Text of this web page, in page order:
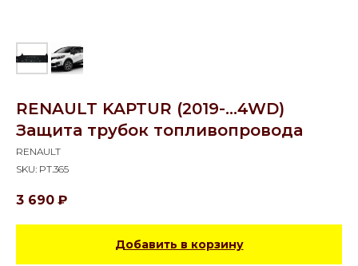
RENAULT KAPTUR (2019-...4WD)
Защита трубок топливопровода
RENAULT
SKU: PT.365
3 690 ₽
Добавить в корзину